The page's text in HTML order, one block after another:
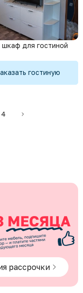
для гостиной
гостиную
4
рассрочки